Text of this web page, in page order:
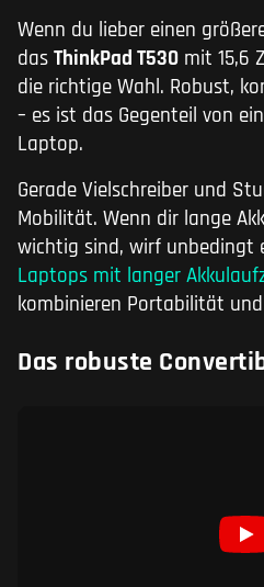
Wenn du lieber einen
das ThinkPad T530 mit 15,6
die richtige Wahl. Robust,
– es ist das Gegenteil von
Laptop.
Gerade Vielschreiber und
Mobilität. Wenn dir lange
wichtig sind, wirf unbedingt
Laptops mit langer
kombinieren Portabilität
Das robuste